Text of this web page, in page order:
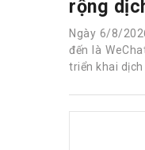
rộng
triển khai